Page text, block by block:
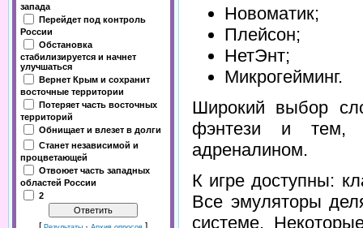
запада
Перейдет под контроль
России
Обстановка
стабилизируется и начнет
улучшаться
Вернет Крым и сохранит
восточные территории
Потеряет часть восточных
территорий
Обнищает и влезет в долги
Станет независимой и
процветающей
Отвоюет часть западных
областей России
2
Новоматик;
Плейсон;
НетЭнт;
Микрогейминг.
Широкий выбор
фэнтези и тем,
адреналином.
К игре доступны:
Все эмуляторы
системе.